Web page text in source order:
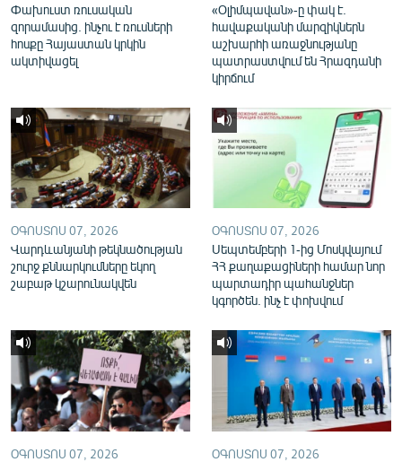
«Ազատության» բոլոր կայքերը
Փախուստ ռուսական
զորամասից. ինչու է ռուսների
հոսքը Հայաստան կրկին
ակտիվացել
«Օլիմպավան»-ը փակ է.
հավաքականի մարզիկներն
աշխարհի առաջնությանը
պատրաստվում են Հրազդանի
կիրճում
ՕԳՈՍՏՈՍ 07, 2026
Վարդևանյանի թեկնածության
շուրջ քննարկումները եկող
շաբաթ կշարունակվեն
ՕԳՈՍՏՈՍ 07, 2026
Սեպտեմբերի 1-ից Մոսկվայում
ՀՀ քաղաքացիների համար նոր
պարտադիր պահանջներ
կգործեն. ինչ է փոխվում
ՕԳՈՍՏՈՍ 07, 2026 ՕԳՈՍՏՈՍ 07, 2026